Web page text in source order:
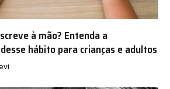
à mão? Entenda a
hábito para crianças e adultos